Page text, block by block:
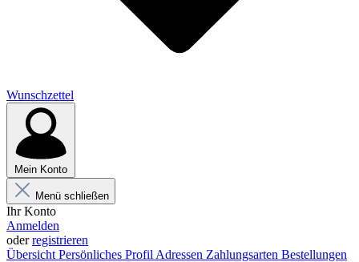
Wunschzettel
Mein Konto
Menü schließen
Ihr Konto
Anmelden
oderregistrieren
Übersicht Persönliches Profil Adressen Zahlungsarten Bestellungen